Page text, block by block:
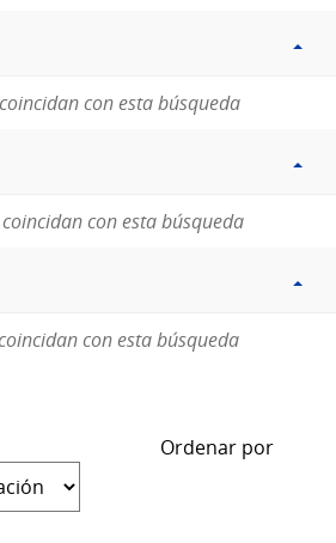
con esta búsqueda
con esta búsqueda
con esta búsqueda
Ordenar por